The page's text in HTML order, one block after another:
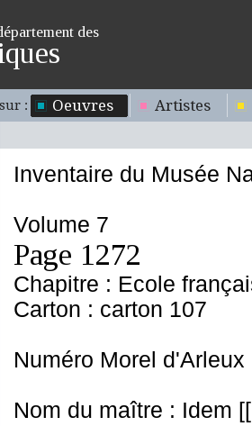
des
: Oeuvres Artistes
Inventaire du Musée
Volume 7
Page 1272
Chapitre : Ecole
Carton : carton 107
Numéro Morel d'Arleux
Nom du maître : Idem